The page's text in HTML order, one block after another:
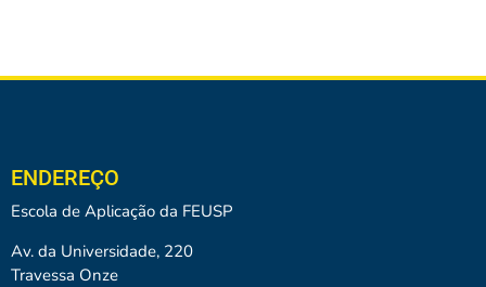
ENDEREÇO
Escola de Aplicação da FEUSP
Av. da Universidade, 220
Travessa Onze